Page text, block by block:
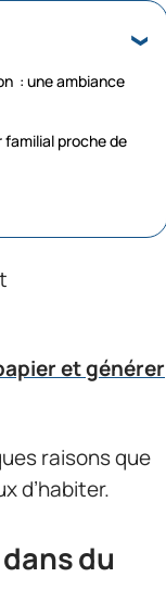
: une ambiance
proche de
et générer
raisons que
d’habiter.
du